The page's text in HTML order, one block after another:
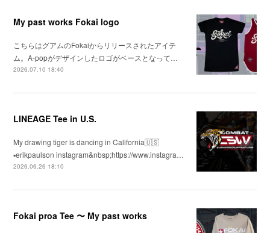
My past works Fokai logo
こちらはグアムのFokaiからリリースされたアイテ
ム。A-popがデザインしたロゴがベースとなって…
2026.07.10 18:40
LINEAGE Tee in U.S.
My drawing tiger is dancing in California🇺🇸
▪️erikpaulson instagram&nbsp;https://www.instagra…
2026.06.26 18:10
Fokai proa Tee 〜 My past works